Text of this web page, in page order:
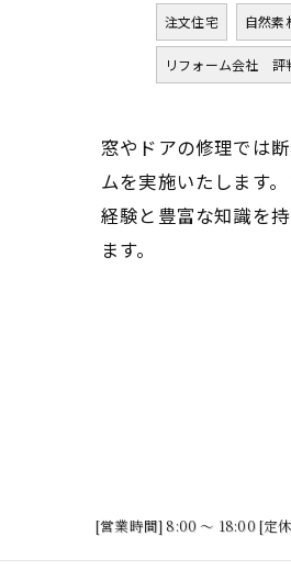
注文住宅 自然素
リフォーム会社 評
窓やドアの修理では
ムを実施いたします
経験と豊富な知識を
ます。
[営業時間] 8:00 ～ 18:00 [定